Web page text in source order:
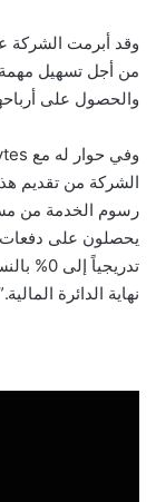
وقد أبرمت الشركة
من أجل تسهيل مهمة
والحصول على
الشركة من تقديم
يحصلون على دفعات
نهاية الدائرة